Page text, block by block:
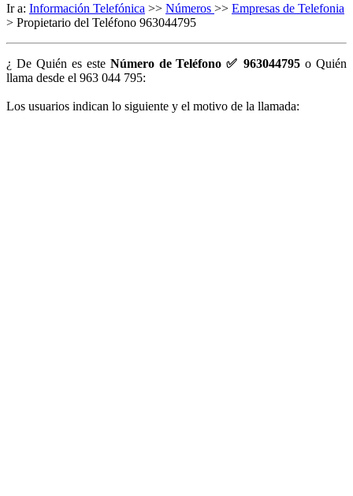
Ir a: Información Telefónica >> Números >> Empresas de Telefonia
> Propietario del Teléfono 963044795
¿ De Quién es este Número de Teléfono ✅ 963044795 o Quién
llama desde el 963 044 795:
Los usuarios indican lo siguiente y el motivo de la llamada: